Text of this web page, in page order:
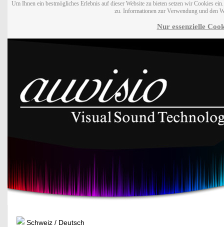
Um Ihnen ein bestmögliches Erlebnis auf dieser Website zu bieten setzen wir Cookies
zu. Informationen zur Verwendung und den
Nur essenzielle
Schweiz / Deutsch